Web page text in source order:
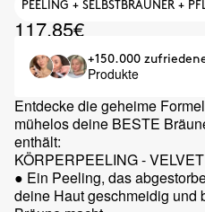
PEELING + SELBSTBRÄUNER +
117.85€
+150.000
Produkte
Entdecke die geheime
mühelos deine BESTE
enthält:
KÖRPERPEELING -
● Ein Peeling, das
deine Haut geschmeidig und